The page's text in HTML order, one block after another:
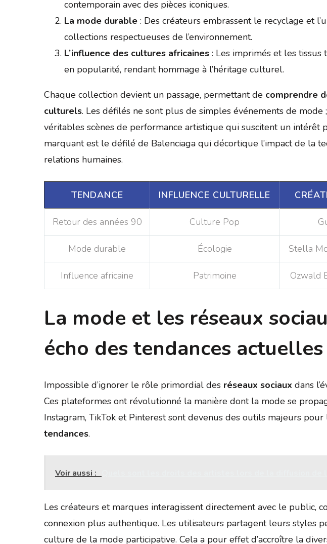
contemporain avec des pièces iconiques.
La mode durable : Des créateurs embrassent le recyclage et
collections respectueuses de l’environnement.
L’influence des cultures africaines : Les imprimés et les
en popularité, rendant hommage à l’héritage culturel.
Chaque collection devient un passage, permettant de comprendre
culturels. Les défilés ne sont plus de simples événements de mode
véritables scènes de performance artistique qui suscitent un intérêt
marquant est le défilé de Balenciaga qui décortique l’impact de la
relations humaines.
TENDANCE INFLUENCE CULTURELLE
Retour des années 90 Culture Pop
Mode durable Écologie Stella
Influence africaine Patrimoine Ozwald
La mode et les réseaux
écho des tendances actuelles
Impossible d’ignorer le rôle primordial des réseaux sociaux dans
Ces plateformes ont révolutionné la manière dont la mode se
Instagram, TikTok et Pinterest sont devenus des outils majeurs pour
tendances.
Voir aussi :
Les créateurs et marques interagissent directement avec le public,
connexion plus authentique. Les utilisateurs partagent leurs styles
culture de la mode participative. Cela a pour effet d’accroître la